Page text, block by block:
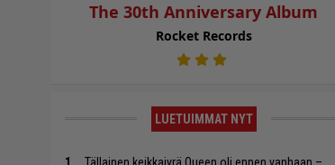
The 30th Anniversary Album
Rocket Records
LUETUIMMAT NYT